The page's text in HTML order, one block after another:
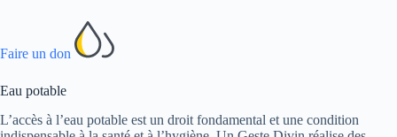
Faire un don
Eau potable
L’accès à l’eau potable est un droit fondamental et une condition